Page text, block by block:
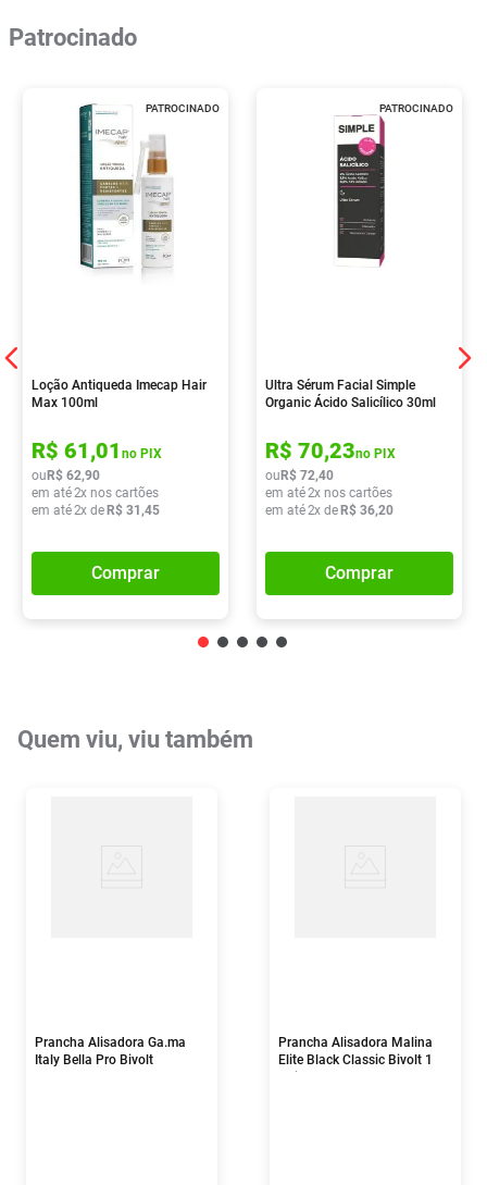
Patrocinado
PATROCINADO
Loção Antiqueda Imecap Hair
Max 100ml
R$ 61,01 no PIX
ou R$ 62,90
em até2x nos cartões
em até2x de R$ 31 ,45
Comprar
PATROCINADO
Ultra Sérum Facial Simple
Organic Ácido Salicílico 30ml
R$ 70,23no PIX
ou R$ 72,40
em até2x nos cartões
em até2x de R$ 36,20
Comprar
Quem viu, viu também
Prancha Alisadora Ga.ma
Italy Bella Pro Bivolt
Prancha Alisadora Malina
Elite Black Classic Bivolt 1